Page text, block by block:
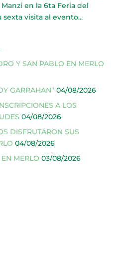
en la 6ta Feria del
sexta visita al evento...
Y SAN PABLO EN MERLO
GARRAHAN” 04/08/2026
A LOS
04/08/2026
DISFRUTARON SUS
04/08/2026
MERLO 03/08/2026